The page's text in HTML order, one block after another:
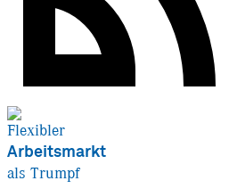
Flexibler
Arbeitsmarkt
als Trumpf